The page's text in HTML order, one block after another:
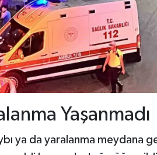
Yaşanmadı
ya da yaralanma meydana